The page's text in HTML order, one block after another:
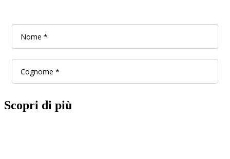
Scopri di più